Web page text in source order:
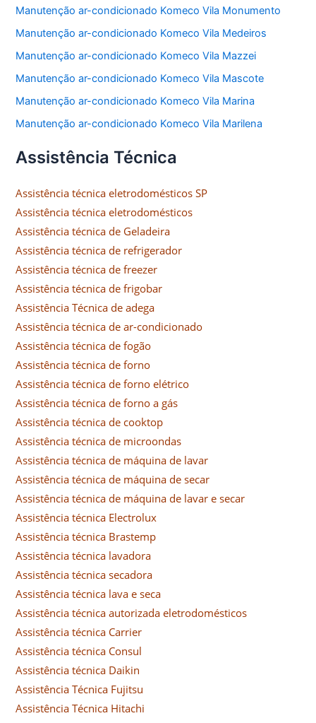
Manutenção ar-condicionado Komeco Vila Monumento
Manutenção ar-condicionado Komeco Vila Medeiros
Manutenção ar-condicionado Komeco Vila Mazzei
Manutenção ar-condicionado Komeco Vila Mascote
Manutenção ar-condicionado Komeco Vila Marina
Manutenção ar-condicionado Komeco Vila Marilena
Assistência Técnica
Assistência técnica eletrodomésticos SP
Assistência técnica eletrodomésticos
Assistência técnica de Geladeira
Assistência técnica de refrigerador
Assistência técnica de freezer
Assistência técnica de frigobar
Assistência Técnica de adega
Assistência técnica de ar-condicionado
Assistência técnica de fogão
Assistência técnica de forno
Assistência técnica de forno elétrico
Assistência técnica de forno a gás
Assistência técnica de cooktop
Assistência técnica de microondas
Assistência técnica de máquina de lavar
Assistência técnica de máquina de secar
Assistência técnica de máquina de lavar e secar
Assistência técnica Electrolux
Assistência técnica Brastemp
Assistência técnica lavadora
Assistência técnica secadora
Assistência técnica lava e seca
Assistência técnica autorizada eletrodomésticos
Assistência técnica Carrier
Assistência técnica Consul
Assistência técnica Daikin
Assistência Técnica Fujitsu
Assistência Técnica Hitachi